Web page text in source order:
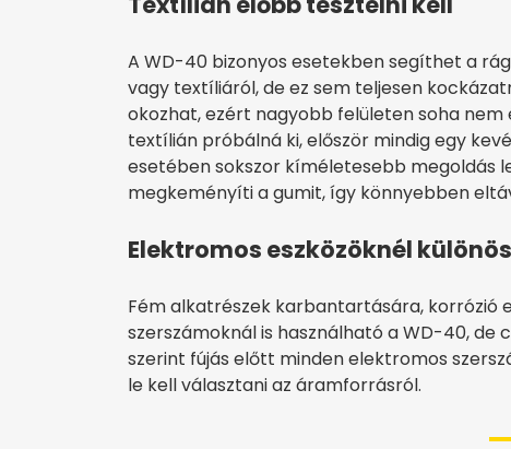
A WD-40 bizonyos esetekben segíthet a
vagy textíliáról, de ez sem teljesen
okozhat, ezért nagyobb felületen soha nem
textílián próbálná ki, először mindig egy
esetében sokszor kíméletesebb megoldás
megkeményíti a gumit, így könnyebben
Elektromos eszközöknél
Fém alkatrészek karbantartására, korrózió
szerszámoknál is használható a WD-40, de
szerint fújás előtt minden elektromos
le kell választani az áramforrásról.